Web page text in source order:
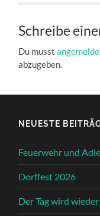
Schreibe
Du musst
abzugeben.
NEUESTE
Feuerwehr und
Dorffest 2026
Der Tag wird